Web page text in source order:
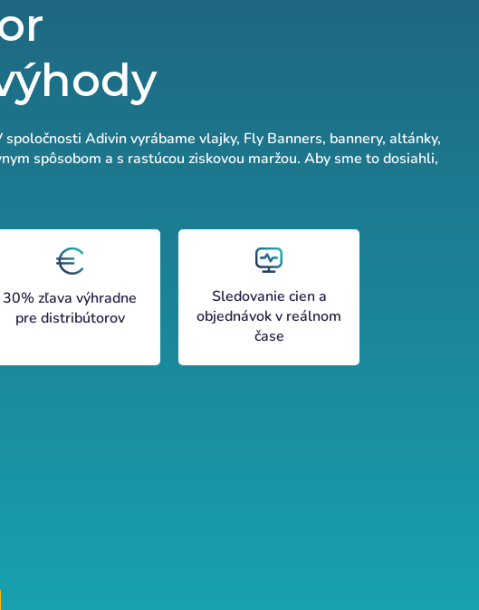
Adivin vyrábame vlajky, Fly Banners, bannery, altánky,
spôsobom a s rastúcou ziskovou maržou. Aby sme to dosiahli,
30% zľava výhradne
pre distribútorov
Sledovanie cien a
objednávok v reálnom
čase